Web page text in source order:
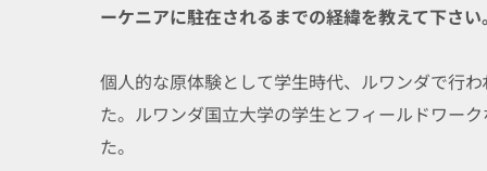
ーケニアに駐在されるまでの経緯を教えて下さい
個人的な原体験として学生時代、ルワンダで行
た。ルワンダ国立大学の学生とフィールドワー
た。